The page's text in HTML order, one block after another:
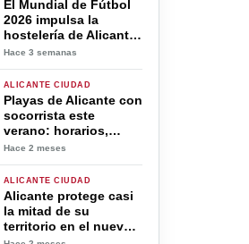
la familia durante las
Hogueras 2026
El Mundial de Fútbol
2026 impulsa la
hostelería de Alicante
con bares y terrazas
partidos de España
Hace 3 semanas
ALICANTE CIUDAD
Playas de Alicante con
socorrista este
verano: horarios,
servicios y zonas
Hace 2 meses
ALICANTE CIUDAD
Alicante protege casi
la mitad de su
territorio en el nuevo